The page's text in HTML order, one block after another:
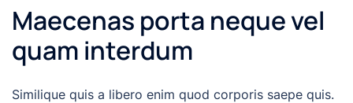
Maecenas porta neque vel
quam interdum
Similique quis a libero enim quod corporis saepe quis.